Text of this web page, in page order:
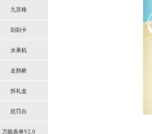
九宫格
刮刮卡
水果机
走鹊桥
拆礼盒
惩罚台
万能表单V2.0